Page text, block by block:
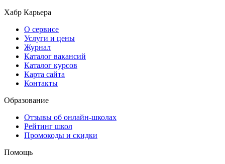
Хабр Карьера
О сервисе
Услуги и цены
Журнал
Каталог вакансий
Каталог курсов
Карта сайта
Контакты
Образование
Отзывы об онлайн-школах
Рейтинг школ
Промокоды и скидки
Помощь